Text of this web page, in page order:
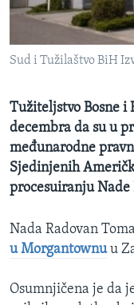
Jezici
Sud i Tužilaštvo BiH
Tužiteljstvo Bosne i
decembra da su u
međunarodne
Sjedinjenih
procesuiranju Nade
Nada Radovan
u Morgantownuu
Osumnjičena je da